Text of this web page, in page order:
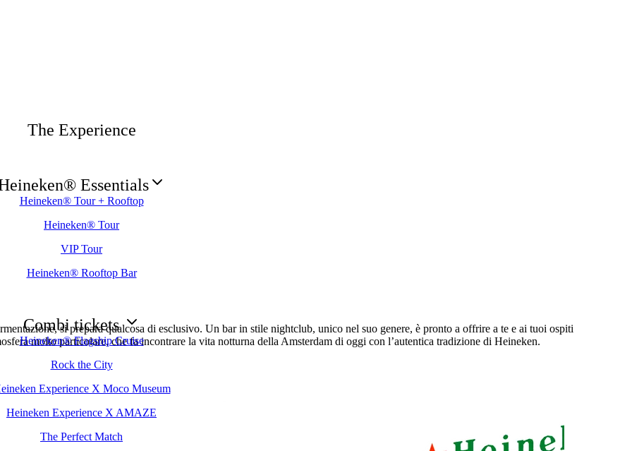
The Experience
Essentials
Heineken® Tour + Rooftop
Heineken® Tour
VIP Tour
Heineken® Rooftop Bar
Combi tickets
Heineken® Flagship Cruise
Rock the City
Experience X Moco Museum
Heineken Experience X AMAZE
The Perfect Match
si prepara qualcosa di esclusivo. Un bar in stile nightclub, unico nel suo genere, è pronto a offrire a te e ai tuoi ospiti
molto particolare, che fa incontrare la vita notturna della Amsterdam di oggi con l’autentica tradizione di Heineken.